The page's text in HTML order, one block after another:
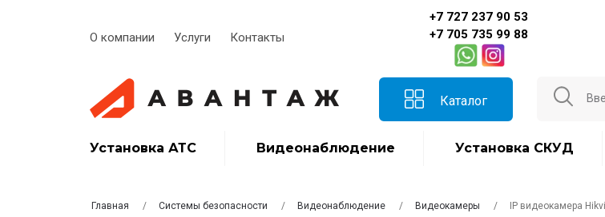
О компании Услуги Контакты
+7 727 237 90 53
+7 705 735 99 88
Каталог
Установка АТС Видеонаблюдение Установка СКУД
Главная Системы безопасности Видеонаблюдение Видеокамеры IP видеокамера